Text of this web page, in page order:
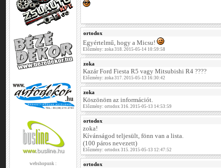
webshopunk :
ortodox
Egyértelmű, hogy a Micsu!
Előzmény: zoka 318. 2015-05-14 10:59:58
zoka
Kazár Ford Fiesta R5 vagy Mitsubishi R4 ????
Előzmény: zoka 317. 2015-05-13 16:30:42
zoka
Köszönöm az információt.
Előzmény: ortodox 316. 2015-05-13 14:53:59
ortodox
zoka!
Kívánságod teljesült, fönn van a lista.
(100 páros nevezett)
Előzmény: ortodox 315. 2015-05-13 12:47:52
ortodox